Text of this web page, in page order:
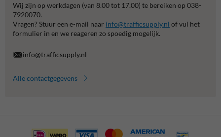
Wij zijn op werkdagen (van 8.00 tot 17.00) te bereiken op 038-
7920070.
Vragen? Stuur een e-mail naar info@trafficsupply.nl of vul het
formulier in en we reageren zo spoedig mogelijk.
info@trafficsupply.nl
Alle contactgegevens